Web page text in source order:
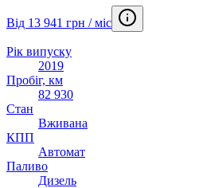
Від 13 941 грн / міс
Рік випуску
2019
Пробіг, км
82 930
Стан
Вживана
КПП
Автомат
Паливо
Дизель